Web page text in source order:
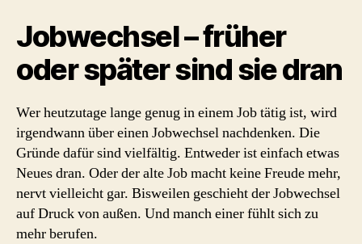
Jobwechsel – früher
oder später sind sie dran
Wer heutzutage lange genug in einem Job tätig ist, wird
irgendwann über einen Jobwechsel nachdenken. Die
Gründe dafür sind vielfältig. Entweder ist einfach etwas
Neues dran. Oder der alte Job macht keine Freude mehr,
nervt vielleicht gar. Bisweilen geschieht der Jobwechsel
auf Druck von außen. Und manch einer fühlt sich zu
mehr berufen.